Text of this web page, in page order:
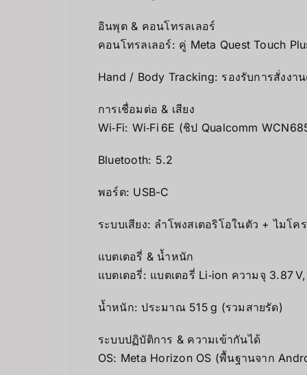
อินพุต & คอนโทรลเลอร์
คอนโทรลเลอร์: คู่ Meta Quest Touch
Hand / Body Tracking: รองรับการสั่งง
การเชื่อมต่อ & เสียง
Wi‑Fi: Wi‑Fi 6E (ชิป Qualcomm
Bluetooth: 5.2
พอร์ต: USB-C
ระบบเสียง: ลำโพงสเตอริโอในตัว + ไมโค
แบตเตอรี่ & น้ำหนัก
แบตเตอรี่: แบตเตอรี่ Li‑ion ความจุ 3.87
น้ำหนัก: ประมาณ 515 g (รวมสายรัด)
ระบบปฏิบัติการ & ความเข้ากันได้
OS: Meta Horizon OS (พื้นฐานจาก